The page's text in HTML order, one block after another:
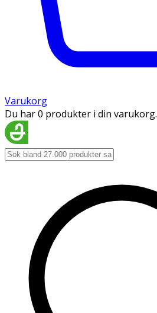
Varukorg
Du har 0 produkter i din varukorg.